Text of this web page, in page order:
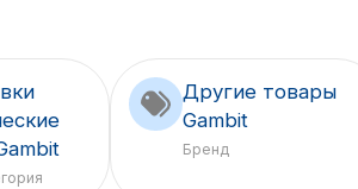
Другие товары
Gambit
Бренд